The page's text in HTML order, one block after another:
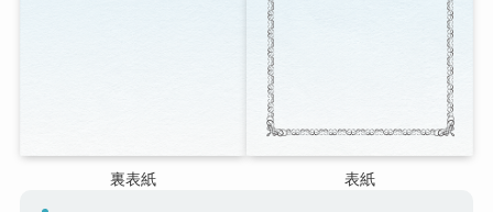
裏表紙 表紙